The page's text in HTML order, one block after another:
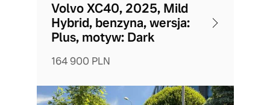
Volvo XC40, 2025, Mild
Hybrid, benzyna, wersja:
Plus, motyw: Dark
164 900 PLN